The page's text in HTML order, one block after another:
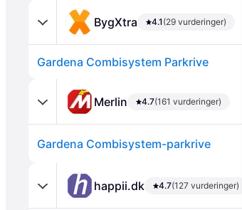
BygXtra 4.1(29 vurderinger)
Gardena Combisystem Parkrive
Merlin 4.7(161 vurderinger)
Gardena Combisystem-parkrive
happii.dk 4.7(127 vurderinger)